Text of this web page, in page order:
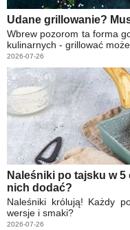
Udane grillowanie?
Wbrew pozorom ta forma
kulinarnych - grillować
2026-07-26
Naleśniki po tajsku w
nich dodać?
Naleśniki królują! Każdy
wersje i smaki?
2026-07-26